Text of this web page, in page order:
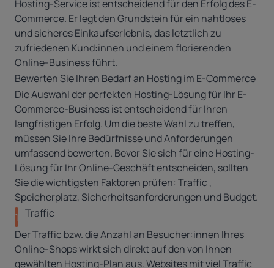
Hosting-Service ist entscheidend für den Erfolg des E-
Commerce. Er legt den Grundstein für ein nahtloses
und sicheres Einkaufserlebnis, das letztlich zu
zufriedenen Kund:innen und einem florierenden
Online-Business führt.
Bewerten Sie Ihren Bedarf an Hosting im E-Commerce
Die Auswahl der perfekten Hosting-Lösung für Ihr E-
Commerce-Business ist entscheidend für Ihren
langfristigen Erfolg. Um die beste Wahl zu treffen,
müssen Sie Ihre Bedürfnisse und Anforderungen
umfassend bewerten. Bevor Sie sich für eine Hosting-
Lösung für Ihr Online-Geschäft entscheiden, sollten
Sie die wichtigsten Faktoren prüfen: Traffic ,
Speicherplatz, Sicherheitsanforderungen und Budget.
1 Traffic
Der Traffic bzw. die Anzahl an Besucher:innen Ihres
Online-Shops wirkt sich direkt auf den von Ihnen
gewählten Hosting-Plan aus. Websites mit viel Traffic